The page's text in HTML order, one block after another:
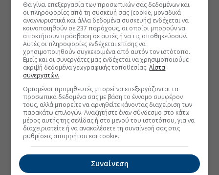
Θα γίνει επεξεργασία των προσωπικών σας δεδομένων και
οι πληροφορίες από τη συσκευή σας (cookie, μοναδικά
αναγνωριστικά και άλλα δεδομένα συσκευής) ενδέχεται να
κοινοποιηθούν σε 237 παρόχους, οι οποίοι μπορούν να
αποκτήσουν πρόσβαση σε αυτές ή να τις αποθηκεύσουν.
Αυτές οι πληροφορίες ενδέχεται επίσης να
χρησιμοποιηθούν συγκεκριμένα από αυτόν τον ιστότοπο.
Εμείς και οι συνεργάτες μας ενδέχεται να χρησιμοποιούμε
ακριβή δεδομένα γεωγραφικής τοποθεσίας.Λίστα
συνεργατών.
Ορισμένοι προμηθευτές μπορεί να επεξεργάζονται τα
προσωπικά δεδομένα σας με βάση το έννομο συμφέρον
τους, αλλά μπορείτε να αρνηθείτε κάνοντας διαχείριση των
παρακάτω επιλογών. Αναζητήστε έναν σύνδεσμο στο κάτω
μέρος αυτής της σελίδας ή στο μενού του ιστοτόπου, για να
διαχειριστείτε ή να ανακαλέσετε τη συναίνεσή σας στις
ρυθμίσεις απορρήτου και cookie.
Συναίνεση